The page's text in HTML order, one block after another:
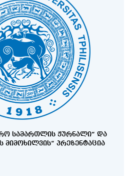
ᲡᲐᲛᲐᲠᲗᲚᲘᲡ ᲟᲣᲠᲜᲐᲚᲘ“ ᲓᲐ
ᲛᲘᲛᲝᲮᲘᲚᲕᲘᲡ“ ᲞᲠᲔᲖᲔᲜᲢᲐᲪᲘᲐ